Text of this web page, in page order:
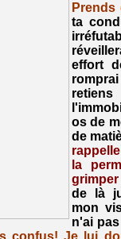
ta
effort
os de
de
la
grimper
de là
mon
n'ai